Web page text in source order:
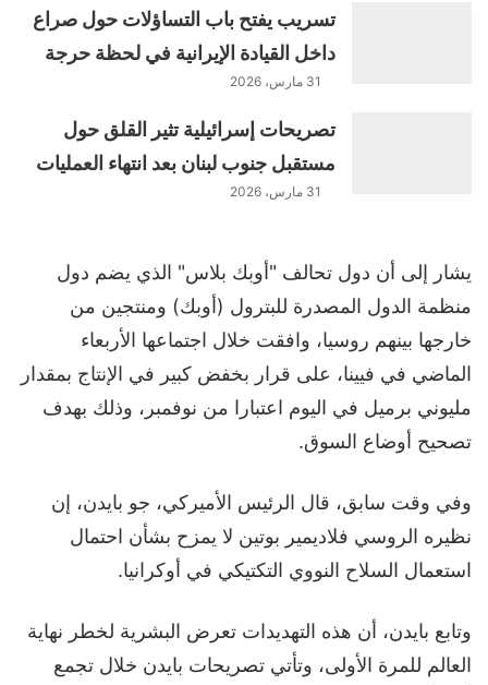
تسريب يفتح باب التساؤلات حول صراع
داخل القيادة الإيرانية في لحظة حرجة
31 مارس، 2026
تصريحات إسرائيلية تثير القلق حول
مستقبل جنوب لبنان بعد انتهاء العمليات
31 مارس، 2026
يشار إلى أن دول تحالف "أوبك بلاس" الذي يضم دول
منظمة الدول المصدرة للبترول (أوبك) ومنتجين من
خارجها بينهم روسيا، وافقت خلال اجتماعها الأربعاء
الماضي في فيينا، على قرار بخفض كبير في الإنتاج بمقدار
مليوني برميل في اليوم اعتبارا من نوفمبر، وذلك بهدف
تصحيح أوضاع السوق.
وفي وقت سابق، قال الرئيس الأميركي، جو بايدن، إن
نظيره الروسي فلاديمير بوتين لا يمزح بشأن احتمال
استعمال السلاح النووي التكتيكي في أوكرانيا.
وتابع بايدن، أن هذه التهديدات تعرض البشرية لخطر نهاية
العالم للمرة الأولى، وتأتي تصريحات بايدن خلال تجمع